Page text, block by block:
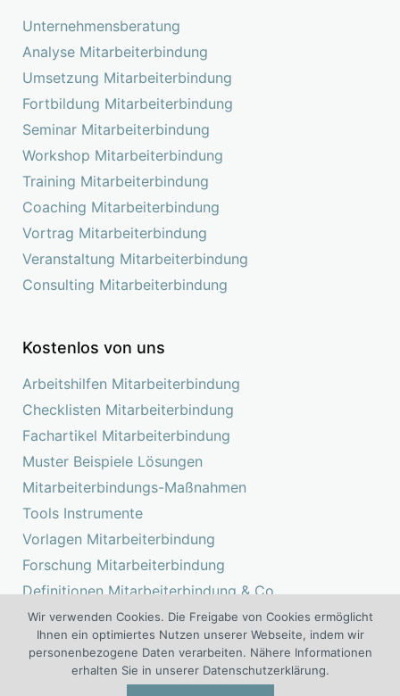
Unternehmensberatung
Analyse Mitarbeiterbindung
Umsetzung Mitarbeiterbindung
Fortbildung Mitarbeiterbindung
Seminar Mitarbeiterbindung
Workshop Mitarbeiterbindung
Training Mitarbeiterbindung
Coaching Mitarbeiterbindung
Vortrag Mitarbeiterbindung
Veranstaltung Mitarbeiterbindung
Consulting Mitarbeiterbindung
Kostenlos von uns
Arbeitshilfen Mitarbeiterbindung
Checklisten Mitarbeiterbindung
Fachartikel Mitarbeiterbindung
Muster Beispiele Lösungen
Mitarbeiterbindungs-Maßnahmen
Tools Instrumente
Vorlagen Mitarbeiterbindung
Forschung Mitarbeiterbindung
Definitionen Mitarbeiterbindung & Co.
Studien Mitarbeiterbindung
Das Kompetenz Center Mitarbeiterbindung ist ein Projekt der I.O.
Wir verwenden Cookies. Die Freigabe von Cookies ermöglicht
Ihnen ein optimiertes Nutzen unserer Webseite, indem wir
personenbezogene Daten verarbeiten. Nähere Informationen
erhalten Sie in unserer Datenschutzerklärung.